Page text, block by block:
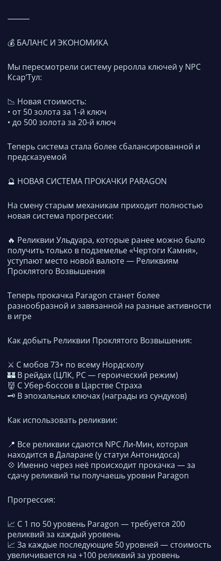
⸻
💰 БАЛАНС И ЭКОНОМИКА
Мы пересмотрели систему реролла ключей у NPC
Ксар’Тул:
📉 Новая стоимость:
• от 50 золота за 1-й ключ
• до 500 золота за 20-й ключ
Теперь система стала более сбалансированной и
предсказуемой
🔮 НОВАЯ СИСТЕМА ПРОКАЧКИ PARAGON
На смену старым механикам приходит полностью
новая система прогрессии:
🔥 Реликвии Ульдуара, которые ранее можно было
получить только в подземелье «Чертоги Камня»,
уступают место новой валюте — Реликвиям
Проклятого Возвышения
Теперь прокачка Paragon станет более
разнообразной и завязанной на разные активности
в игре
Как добыть Реликвии Проклятого Возвышения:
⚔️ С мобов 73+ по всему Нордсколу
🏰 В рейдах (ЦЛК, РС — героический режим)
👹 С Убер-боссов в Царстве Страха
🗝 В эпохальных ключах (награды из сундуков)
Как использовать реликвии:
📍 Все реликвии сдаются NPC Ли-Мин, которая
находится в Даларане (у статуи Антонидоса)
💠 Именно через неё происходит прокачка — за
сдачу реликвий ты получаешь уровни Paragon
Прогрессия:
📈 С 1 по 50 уровень Paragon — требуется 200
реликвий за каждый уровень
📈 За каждые последующие 50 уровней — стоимость
увеличивается на +100 реликвий за уровень